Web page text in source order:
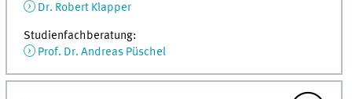
Dr. Robert Klapper
Studienfachberatung:
Prof. Dr. Andreas Püschel